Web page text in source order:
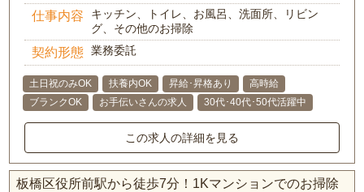
仕事内容
キッチン、トイレ、お風呂、洗面所、リビン
グ、その他のお掃除
契約形態 業務委託
土日祝のみOK 扶養内OK 昇給･昇格あり
高時給
ブランクOK
お手伝いさんの求人 30代･40代･50代活躍中
この求人の詳細を見る
板橋区役所前駅から徒歩7分！1Kマンションでのお掃除